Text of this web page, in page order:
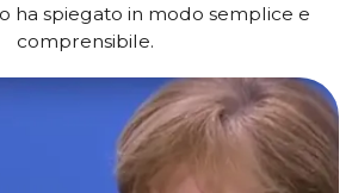
ha spiegato in modo semplice e
comprensibile.